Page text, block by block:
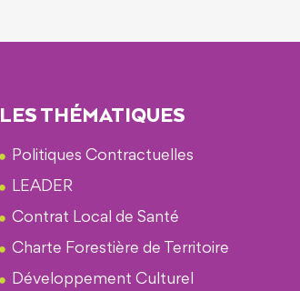
LES THÉMATIQUES
Politiques Contractuelles
LEADER
Contrat Local de Santé
Charte Forestière de Territoire
Développement Culturel